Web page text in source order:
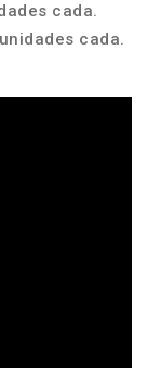
cada.
unidades cada.